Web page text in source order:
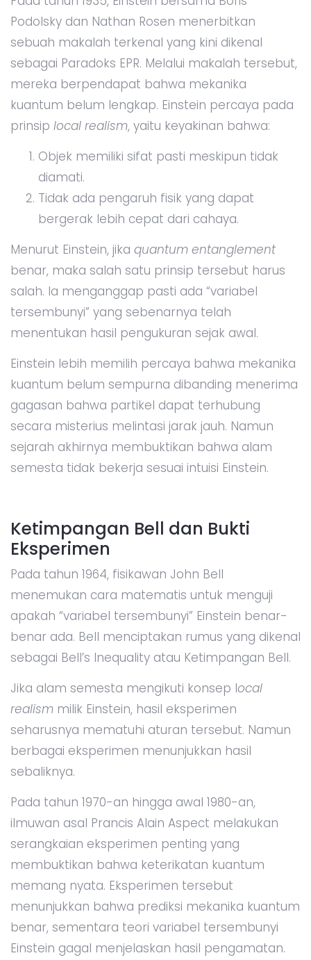
Podolsky dan Nathan Rosen menerbitkan
sebuah makalah terkenal yang kini dikenal
sebagai Paradoks EPR. Melalui makalah tersebut,
mereka berpendapat bahwa mekanika
kuantum belum lengkap. Einstein percaya pada
prinsip local realism, yaitu keyakinan bahwa:
Objek memiliki sifat pasti meskipun tidak
diamati.
Tidak ada pengaruh fisik yang dapat
bergerak lebih cepat dari cahaya.
Menurut Einstein, jika quantum entanglement
benar, maka salah satu prinsip tersebut harus
salah. Ia menganggap pasti ada “variabel
tersembunyi” yang sebenarnya telah
menentukan hasil pengukuran sejak awal.
Einstein lebih memilih percaya bahwa mekanika
kuantum belum sempurna dibanding menerima
gagasan bahwa partikel dapat terhubung
secara misterius melintasi jarak jauh. Namun
sejarah akhirnya membuktikan bahwa alam
semesta tidak bekerja sesuai intuisi Einstein.
Ketimpangan Bell dan Bukti
Eksperimen
Pada tahun 1964, fisikawan John Bell
menemukan cara matematis untuk menguji
apakah “variabel tersembunyi” Einstein benar-
benar ada. Bell menciptakan rumus yang dikenal
sebagai Bell’s Inequality atau Ketimpangan Bell.
Jika alam semesta mengikuti konsep local
realism milik Einstein, hasil eksperimen
seharusnya mematuhi aturan tersebut. Namun
berbagai eksperimen menunjukkan hasil
sebaliknya.
Pada tahun 1970-an hingga awal 1980-an,
ilmuwan asal Prancis Alain Aspect melakukan
serangkaian eksperimen penting yang
membuktikan bahwa keterikatan kuantum
memang nyata. Eksperimen tersebut
menunjukkan bahwa prediksi mekanika kuantum
benar, sementara teori variabel tersembunyi
Einstein gagal menjelaskan hasil pengamatan.